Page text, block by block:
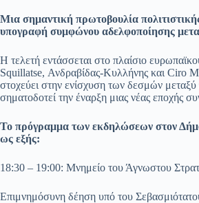
Μια σημαντική πρωτοβουλία
υπογραφή συμφώνου αδελφοποίησης
Η τελετή εντάσσεται στο πλαίσιο
Squillatse, Ανδραβίδας-Κυλλήνης και Ciro
στοχεύει στην ενίσχυση των δεσμών μεταξύ
σηματοδοτεί την έναρξη μιας νέας εποχής
Το πρόγραμμα των εκδηλώσεων στον
ως εξής:
18:30 – 19:00: Μνημείο του Άγνωστου
Επιμνημόσυνη δέηση υπό του